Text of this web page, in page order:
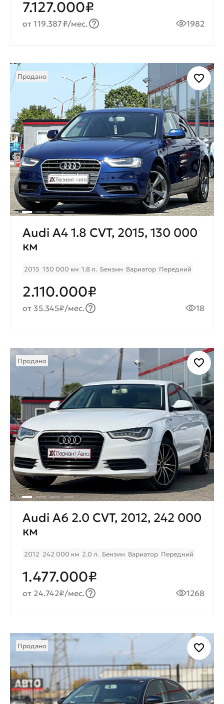
7.127.000₽
от 119.387₽/мес. 1982
Продано
Audi A4 1.8 CVT, 2015, 130 000
км
2015 130 000 км 1.8 л. Бензин Вариатор Передний
2.110.000₽
от 35.345₽/мес. 18
Продано
Audi A6 2.0 CVT, 2012, 242 000
км
2012 242 000 км 2.0 л. Бензин Вариатор Передний
1.477.000₽
от 24.742₽/мес. 1268
Продано